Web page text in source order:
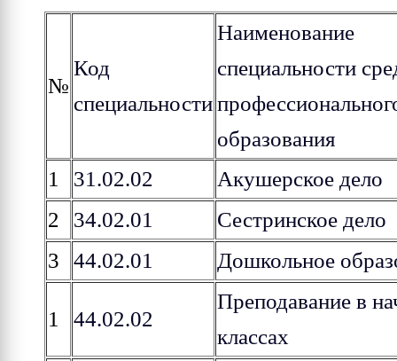
№
Код
специальности
Наименование
специальности
образования
1
31.02.02
Акушерское дело
2
34.02.01
Сестринское дело
3
44.02.01 Дошкольное
1 44.02.02
Преподавание в
классах